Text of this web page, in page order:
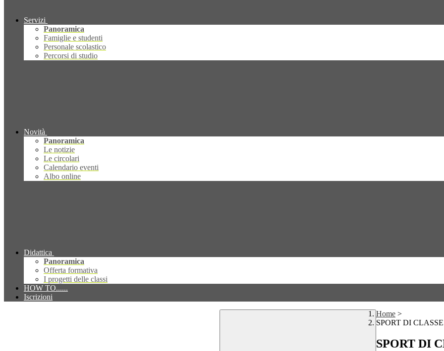
Servizi
Panoramica
Famiglie e studenti
Personale scolastico
Percorsi di studio
Novità
Panoramica
Le notizie
Le circolari
Calendario eventi
Albo online
Didattica
Panoramica
Offerta formativa
I progetti delle classi
HOW TO......
Iscrizioni
Home >
SPORT DI
SPORT DI